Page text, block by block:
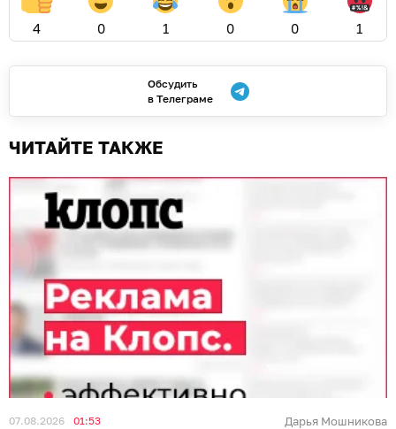
4 0 1 0 0 1
Обсудить
в Телеграме
ЧИТАЙТЕ ТАКЖЕ
07.08.2026 01:53 Дарья Мошникова